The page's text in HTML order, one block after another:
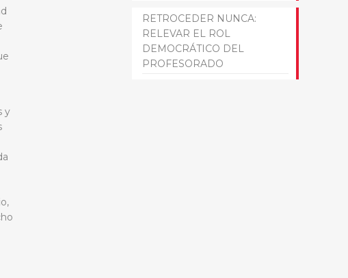
y
RETROCEDER NUNCA:
RELEVAR EL ROL
DEMOCRÁTICO DEL
PROFESORADO